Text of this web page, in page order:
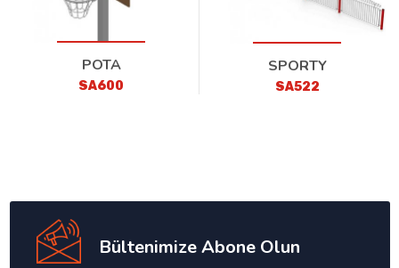
POTA
SA600
SPORTY
SA522
Bültenimize Abone Olun